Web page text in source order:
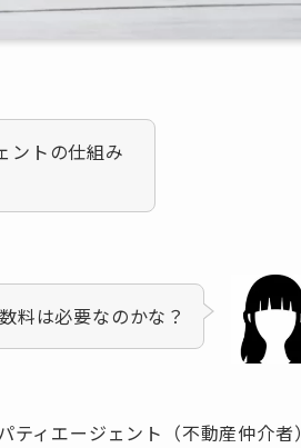
ントの仕組み
料は必要なのかな？
ィエージェント（不動産仲介者）